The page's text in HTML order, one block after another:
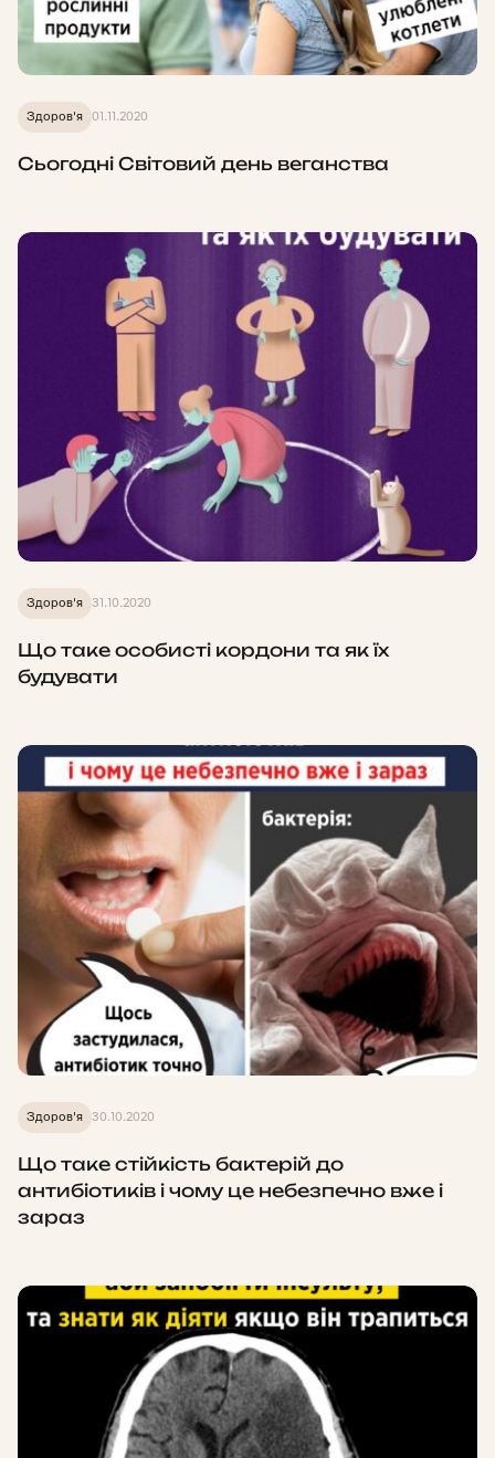
Здоров'я 01.11.2020
Сьогодні Світовий день веганства
Здоров'я 31.10.2020
Що таке особисті кордони та як їх
будувати
Здоров'я 30.10.2020
Що таке стійкість бактерій до
антибіотиків і чому це небезпечно вже і
зараз